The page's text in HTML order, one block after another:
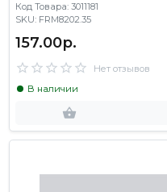
Код Товара: 3011181
SKU: FRM8202.35
157.00р.
Нет отзывов
В наличии